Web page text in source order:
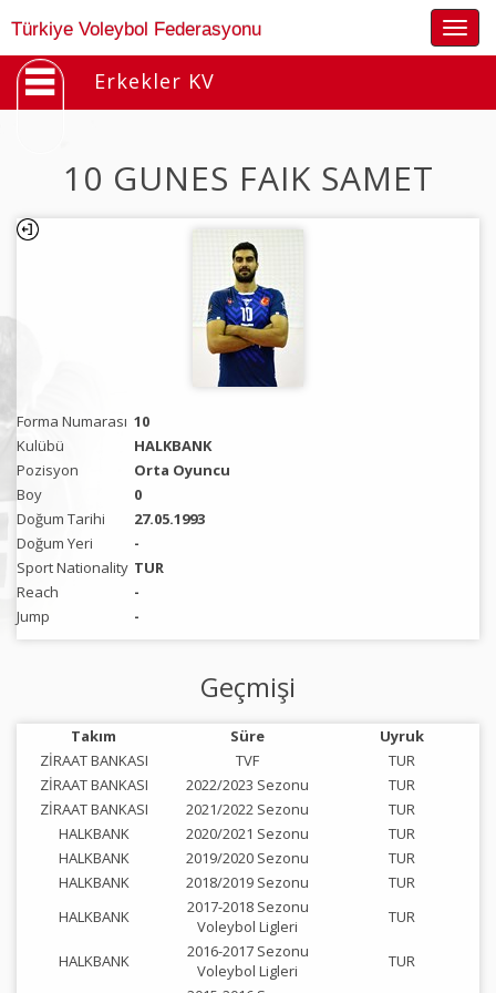
Türkiye Voleybol Federasyonu
Erkekler KV
10 GUNES FAIK SAMET
Forma Numarası 10
Kulübü
HALKBANK
Pozisyon
Orta Oyuncu
Boy
0
Doğum Tarihi
27.05.1993
Doğum Yeri
-
Sport Nationality TUR
Reach
-
Jump
-
Geçmişi
Takım Süre
Uyruk
ZİRAAT BANKASI
TVF
TUR
ZİRAAT BANKASI
2022/2023 Sezonu
TUR
ZİRAAT BANKASI
2021/2022 Sezonu
TUR
HALKBANK
2020/2021 Sezonu
TUR
HALKBANK
2019/2020 Sezonu
TUR
HALKBANK
2018/2019 Sezonu
TUR
HALKBANK
2017-2018 Sezonu
Voleybol Ligleri
TUR
HALKBANK
2016-2017 Sezonu
Voleybol Ligleri
TUR